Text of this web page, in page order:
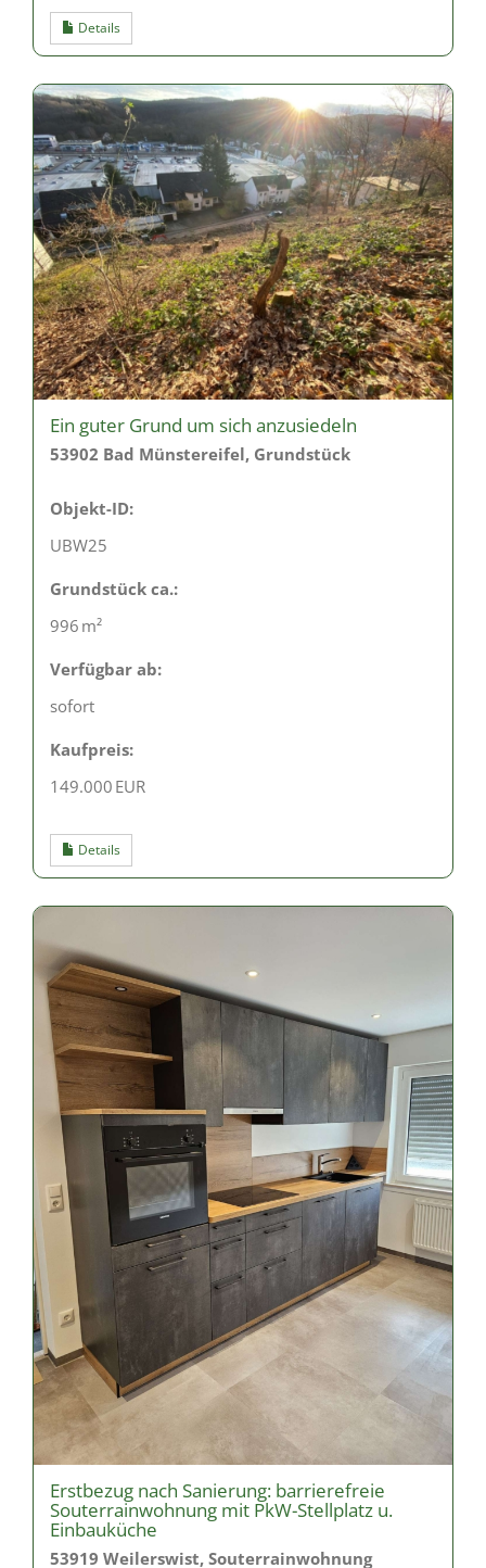
Details
Ein guter Grund um sich anzusiedeln
53902 Bad Münstereifel, Grundstück
Objekt-ID:
UBW25
Grund­stück ca.:
996 m²
Verfügbar ab:
sofort
Kaufpreis:
149.000 EUR
Details
Erstbezug nach Sanierung: barrierefreie
Souterrainwohnung mit PkW-Stellplatz u.
Einbauküche
53919 Weilerswist, Souterrainwohnung